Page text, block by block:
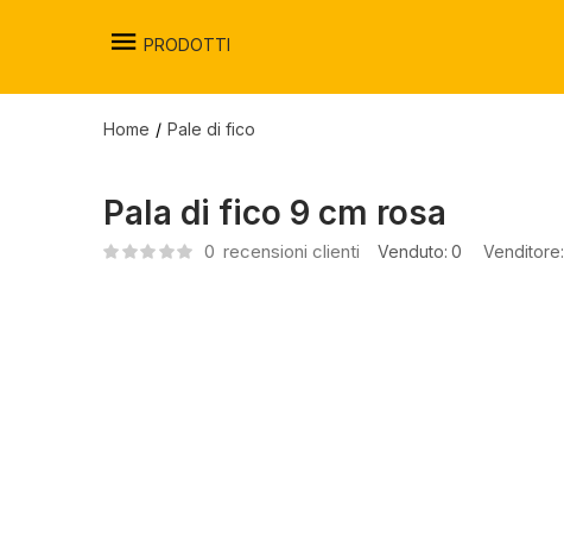
PRODOTTI
Home Pale di fico
Pala di fico 9 cm rosa
0 recensioni clienti Venduto: 0 Venditore: